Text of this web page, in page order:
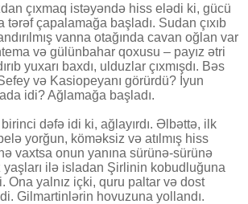
çıxmaq istəyəndə hiss elədi ki, gücü
çapalamağa başladı. Sudan çıxıb
vanna otağında cavan oğlan var
və gülünbahar qoxusu – payız ətri
yuxarı baxdı, ulduzlar çıxmışdı. Bəs
və Kasiopeyanı görürdü? İyun
idi? Ağlamağa başladı.
birinci dəfə idi ki, ağlayırdı. Əlbəttə, ilk
yorğun, köməksiz və atılmış hiss
vaxtsa onun yanına sürünə-sürünə
yaşları ilə isladan Şirlinin kobudluğuna
Ona yalnız içki, quru paltar və dost
Gilmartinlərin hovuzuna yollandı.